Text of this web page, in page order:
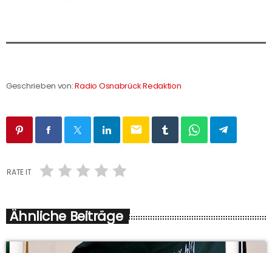
Geschrieben von:Radio Osnabrück Redaktion
email
RATE IT
Ähnliche Beiträge